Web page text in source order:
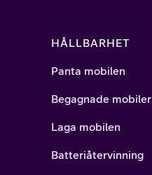
HÅLLBARHET
Panta mobilen
Begagnade mobiler
Laga mobilen
Batteriåtervinning